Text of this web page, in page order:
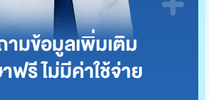
มข้อมูลเพิ่มเติม
ฟรี ไม่มีค่าใช้จ่าย